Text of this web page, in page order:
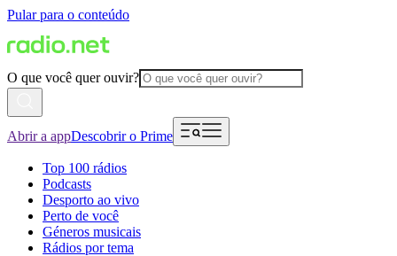
Pular para o conteúdo
O que você quer ouvir?
Abrir a appDescobrir o Prime
Top 100 rádios
Podcasts
Desporto ao vivo
Perto de você
Géneros musicais
Rádios por tema